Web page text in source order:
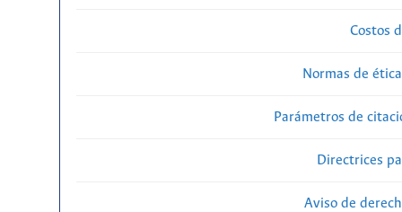
Costos
Normas de
Parámetros de
Directrices
Aviso de